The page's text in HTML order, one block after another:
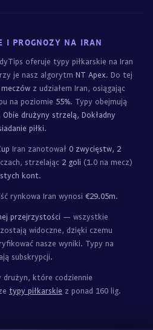
I PROGNOZY NA IRAN
oferuje typy piłkarskie na Iran
je nasz algorytm NT Apex. Do tej
meczów z udziałem Iran, osiągając
na poziomie 55%. Typy obejmują
drużyny strzelą, Dokładny
piłki.
Iran zanotował 0 zwycięstw, 2
strzelając 2 goli (1.0 na mecz)
kont.
rynkowa Iran wynosi €29.05m.
przejrzystości — wszystkie
widoczne, dzięki czemu
nasze wyniki. Typy na
subskrypcji.
które codziennie
typy piłkarskie z ponad 160 lig.